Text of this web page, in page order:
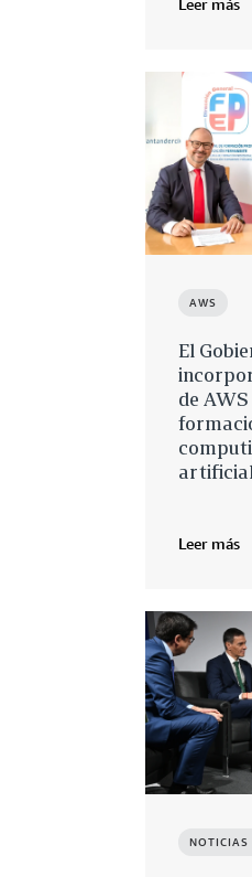
Leer más
AWS
El
de
Leer más
NOTICIAS